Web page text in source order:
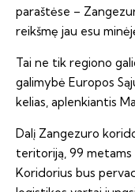
paraštėse –
reikšmę jau esu
Tai ne tik regiono
galimybė Europos
kelias, aplenkiantis
Dalį Zangezuro
teritoriją, 99
Koridorius bus